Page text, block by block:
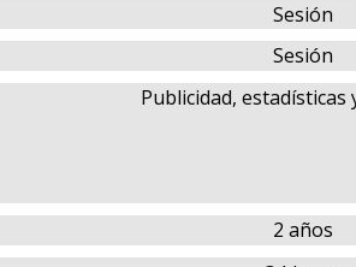
Sesión
Sesión
Publicidad, estadísticas
2 años